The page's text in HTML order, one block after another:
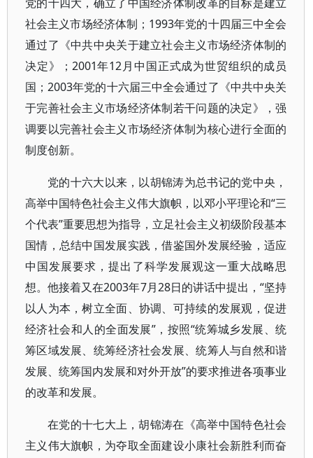
社会主义市场经济体制；1993年党的十四届三中全会
通过了《中共中央关于建立社会主义市场经济体制的
决定》；2001年12月中国正式成为世贸组织的成员
国；2003年党的十六届三中全会通过了《中共中央关
于完善社会主义市场经济体制若干问题的决定》，强
调要以完善社会主义市场经济体制为核心进行全面的
制度创新。
党的十六大以来，以胡锦涛为总书记的党中央，
高举中国特色社会主义伟大旗帜，以邓小平理论和“三
个代表”重要思想为指导，立足社会主义初级阶段基本
国情，总结中国发展实践，借鉴国外发展经验，适应
中国发展要求，提出了科学发展观这一重大战略思
想。他接着又在2003年7月28日的讲话中提出，“坚持
以人为本，树立全面、协调、可持续的发展观，促进
经济社会和人的全面发展”，按照“统筹城乡发展、统
筹区域发展、统筹经济社会发展、统筹人与自然和谐
发展、统筹国内发展和对外开放”的要求推进各项事业
的改革和发展。
在党的十七大上，胡锦涛在《高举中国特色社会
主义伟大旗帜，为夺取全面建设小康社会新胜利而奋